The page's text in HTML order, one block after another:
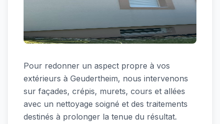
Pour redonner un aspect propre à vos
extérieurs à Geudertheim, nous intervenons
sur façades, crépis, murets, cours et allées
avec un nettoyage soigné et des traitements
destinés à prolonger la tenue du résultat.